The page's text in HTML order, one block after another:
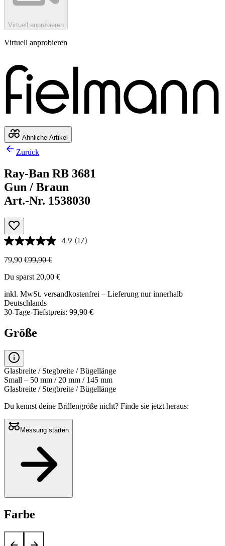
Virtuell anprobieren
Virtuell anprobieren
Ähnliche Artikel
Zurück
Ray-Ban RB 3681
Gun / Braun
Art.-Nr. 1538030
4.9 (17)
79,90 €99,90 €
Du sparst 20,00 €
inkl. MwSt. versandkostenfrei – Lieferung nur innerhalb
Deutschlands
30-Tage-Tiefstpreis: 99,90 €
Größe
Glasbreite / Stegbreite / Bügellänge
Small – 50 mm / 20 mm / 145 mm
Glasbreite / Stegbreite / Bügellänge
Du kennst deine Brillengröße nicht? Finde sie jetzt heraus:
Messung starten
Farbe